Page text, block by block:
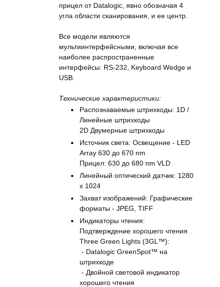
прицел от Datalogic, явно обозначая 4
угла области сканирования, и ее центр.
Все модели являются
мультиинтерфейсными, включая все
наиболее распространенные
интерфейсы: RS-232, Keyboard Wedge и
USB.
Технические характеристики:
Распознаваемые штрихкоды: 1D /
Линейные штрихкоды
2D Двумерные штрихкоды
Источник света: Освещение - LED
Array 630 до 670 nm
Прицел: 630 до 680 nm VLD
Линейный оптический датчик: 1280
x 1024
Захват изображений: Графические
форматы - JPEG, TIFF
Индикаторы чтения:
Подтверждение хорошего чтения
Three Green Lights (3GL™):
- Datalogic GreenSpot™ на
штрихкоде
- Двойной световой индикатор
хорошего чтения